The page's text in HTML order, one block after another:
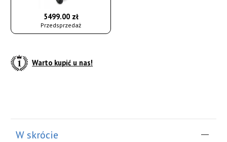
5499.00 zł
Przedsprzedaż
Warto kupić u nas!
W skrócie